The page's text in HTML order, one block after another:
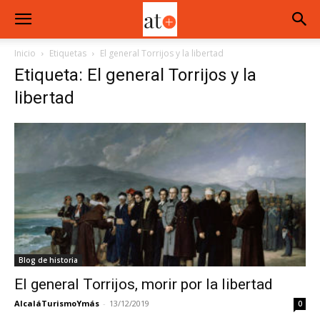
Inicio Etiquetas El general Torrijos y la libertad
Etiqueta: El general Torrijos y la
libertad
Blog de historia
El general Torrijos, morir por la libertad
AlcaláTurismoYmás - 13/12/2019 0